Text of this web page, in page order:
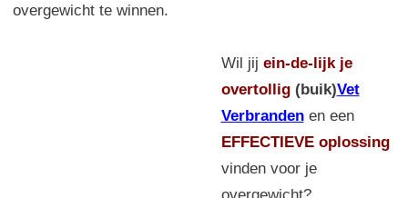
overgewicht te winnen.
Wil jij ein-de-lijk je
overtollig(buik)Vet
Verbranden en een
EFFECTIEVE oplossing
vinden voor je
overgewicht?